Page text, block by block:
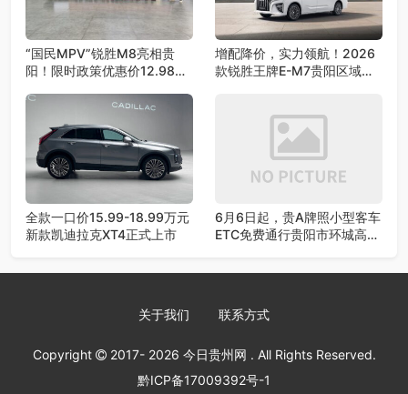
“国民MPV”锐胜M8亮相贵
阳！限时政策优惠价12.98万
增配降价，实力领航！2026
款锐胜王牌E-M7贵阳区域荣
全款一口价15.99-18.99万元
新款凯迪拉克XT4正式上市
6月6日起，贵A牌照小型客车
ETC免费通行贵阳市环城高速
关于我们 联系方式
Copyright 2017- 2026 今日贵州网 . All Rights Reserved.
黔ICP备17009392号-1